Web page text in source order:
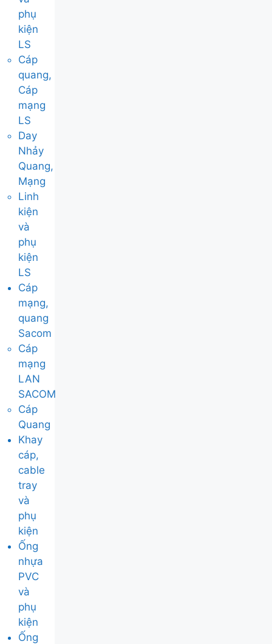
phụ
kiện
LS
Cáp
quang,
Cáp
mạng
LS
Day
Nhảy
Quang,
Mạng
Linh
kiện
và
phụ
kiện
LS
Cáp
mạng,
quang
Sacom
Cáp
mạng
LAN
SACOM
Cáp
Quang
Khay
cáp,
cable
tray
và
phụ
kiện
Ống
nhựa
PVC
và
phụ
kiện
Ống